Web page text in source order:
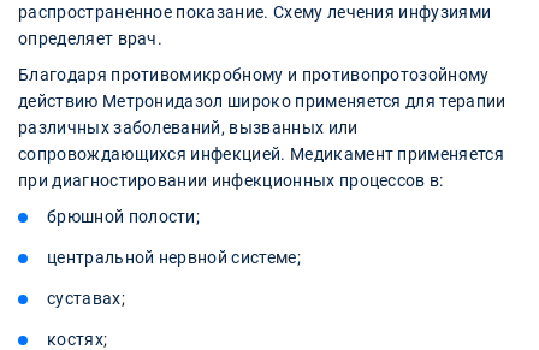
распространенное показание. Схему лечения инфузиями
определяет врач.
Благодаря противомикробному и противопротозойному
действию Метронидазол широко применяется для терапии
различных заболеваний, вызванных или
сопровождающихся инфекцией. Медикамент применяется
при диагностировании инфекционных процессов в:
брюшной полости;
центральной нервной системе;
суставах;
костях;